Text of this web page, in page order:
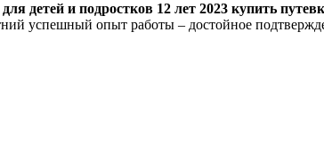
детей и подростков 12 лет 2023 купить
успешный опыт работы – достойное